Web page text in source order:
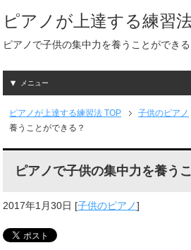
ピアノが上達する練習
ピアノで子供の集中力を養うことができる
メニュー
ピアノが上達する練習法 TOP 子供のピアノ
養うことができる？
ピアノで子供の集中力を養う
2017年1月30日 [子供のピアノ]